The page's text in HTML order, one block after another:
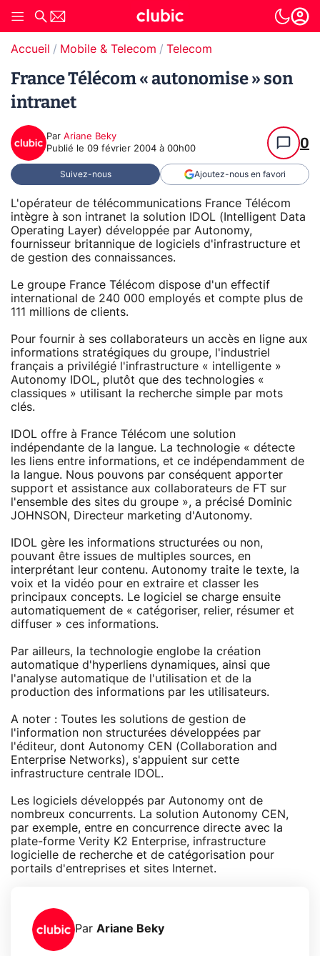
Accueil Mobile & Telecom Telecom
France Télécom « autonomise » son
intranet
Par Ariane Beky
Publié le 09 février 2004 à 00h00 0
Suivez-nous Ajoutez-nous en favori
L'opérateur de télécommunications France Télécom
intègre à son intranet la solution IDOL (Intelligent Data
Operating Layer) développée par Autonomy,
fournisseur britannique de logiciels d'infrastructure et
de gestion des connaissances.
Le groupe France Télécom dispose d'un effectif
international de 240 000 employés et compte plus de
111 millions de clients.
Pour fournir à ses collaborateurs un accès en ligne aux
informations stratégiques du groupe, l'industriel
français a privilégié l'infrastructure « intelligente »
Autonomy IDOL, plutôt que des technologies «
classiques » utilisant la recherche simple par mots
clés.
IDOL offre à France Télécom une solution
indépendante de la langue. La technologie « détecte
les liens entre informations, et ce indépendamment de
la langue. Nous pouvons par conséquent apporter
support et assistance aux collaborateurs de FT sur
l'ensemble des sites du groupe », a précisé Dominic
JOHNSON, Directeur marketing d'Autonomy.
IDOL gère les informations structurées ou non,
pouvant être issues de multiples sources, en
interprétant leur contenu. Autonomy traite le texte, la
voix et la vidéo pour en extraire et classer les
principaux concepts. Le logiciel se charge ensuite
automatiquement de « catégoriser, relier, résumer et
diffuser » ces informations.
Par ailleurs, la technologie englobe la création
automatique d'hyperliens dynamiques, ainsi que
l'analyse automatique de l'utilisation et de la
production des informations par les utilisateurs.
A noter : Toutes les solutions de gestion de
l'information non structurées développées par
l'éditeur, dont Autonomy CEN (Collaboration and
Enterprise Networks), s'appuient sur cette
infrastructure centrale IDOL.
Les logiciels développés par Autonomy ont de
nombreux concurrents. La solution Autonomy CEN,
par exemple, entre en concurrence directe avec la
plate-forme Verity K2 Enterprise, infrastructure
logicielle de recherche et de catégorisation pour
portails d'entreprises et sites Internet.
Par Ariane Beky